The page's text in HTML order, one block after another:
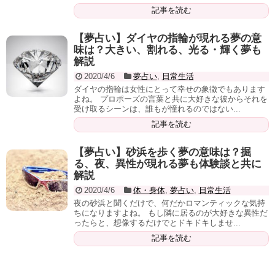
記事を読む
【夢占い】ダイヤの指輪が現れる夢の意
味は？大きい、割れる、光る・輝く夢も
解説
2020/4/6 夢占い,
日常生活
ダイヤの指輪は女性にとって幸せの象徴でもあります
よね。 プロポーズの言葉と共に大好きな彼からそれを
受け取るシーンは、誰もが憧れるのではない...
記事を読む
【夢占い】砂浜を歩く夢の意味は？掘
る、夜、異性が現れる夢も体験談と共に
解説
2020/4/6 体・身体, 夢占い,
日常生活
夜の砂浜と聞くだけで、何だかロマンティックな気持
ちになりますよね。 もし隣に居るのが大好きな異性だ
ったらと、想像するだけでとドキドキしませ...
記事を読む